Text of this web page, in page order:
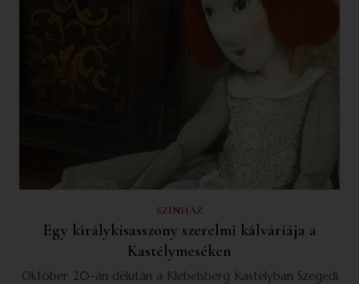
SZÍNHÁZ
Egy királykisasszony szerelmi kálváriája a
Kastélymeséken
Október 20-án délután a Klebelsberg Kastélyban Szegedi